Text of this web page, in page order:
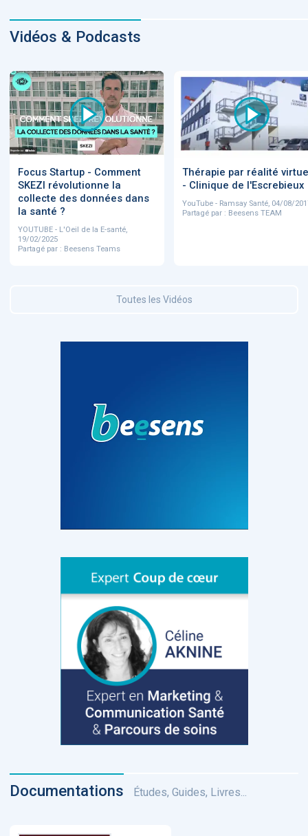
Vidéos & Podcasts
Focus Startup - Comment
SKEZI révolutionne la
collecte des données dans
la santé ?
YOUTUBE - L'Oeil de la E-santé,
19/02/2025
Partagé par : Beesens Teams
Thérapie par réalité
- Clinique de l'Escrebieux
YouTube - Ramsay Santé, 04/08/
Partagé par : Beesens TEAM
Toutes les Vidéos
Documentations Études, Guides, Livres...